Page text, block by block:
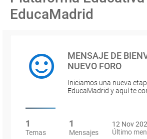
EducaMadrid
MENSAJE DE
NUEVO FORO
Iniciamos una nueva
EducaMadrid y aquí te
1
Temas
1
Mensajes
12 Nov
Último